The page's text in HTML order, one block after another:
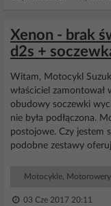
Xenon - brak
d2s +
Witam, Motocykl
właściciel zamontował
obudowy soczewki
nie była podłączona.
postojowe. Czy jestem
podobne zestawy
Motocykle, Motorowery
03 Cze 2017 20:11